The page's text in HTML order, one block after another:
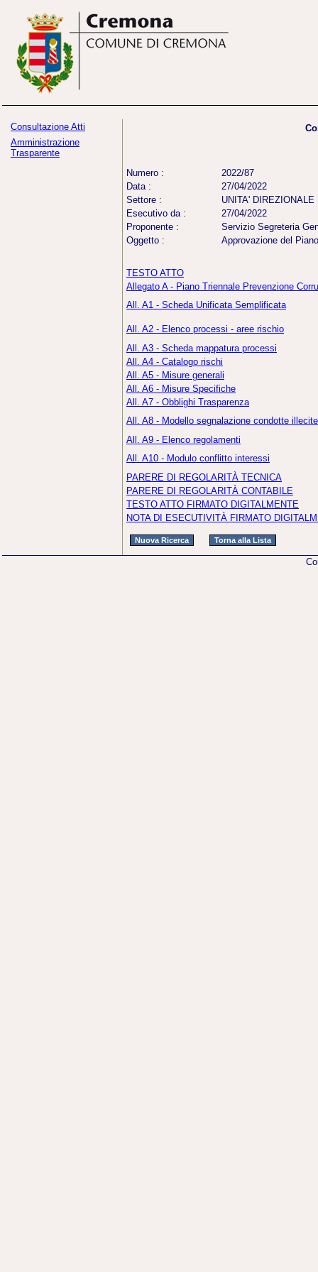
Numero :
2022/87
Data :
27/04/2022
Settore :
UNITA' DIREZIONALE
Esecutivo da :
27/04/2022
Proponente :
Servizio Segreteria
Oggetto :
Approvazione del
TESTO ATTO
Allegato A - Piano Triennale Prevenzione
All. A1 - Scheda Unificata Semplificata
All. A2 - Elenco processi - aree rischio
All. A3 - Scheda mappatura processi
All. A4 - Catalogo rischi
All. A5 - Misure generali
All. A6 - Misure Specifiche
All. A7 - Obblighi Trasparenza
All. A8 - Modello segnalazione condotte illecite
All. A9 - Elenco regolamenti
All. A10 - Modulo conflitto interessi
PARERE DI REGOLARITÀ TECNICA
PARERE DI REGOLARITÀ CONTABILE
TESTO ATTO FIRMATO DIGITALMENTE
NOTA DI ESECUTIVITÀ FIRMATO
Consultazione Atti
Amministrazione
Trasparente